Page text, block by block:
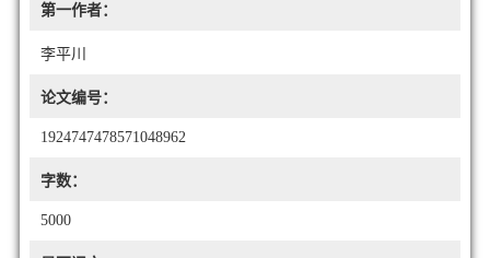
第一作者：
李平川
论文编号：
1924747478571048962
字数：
5000